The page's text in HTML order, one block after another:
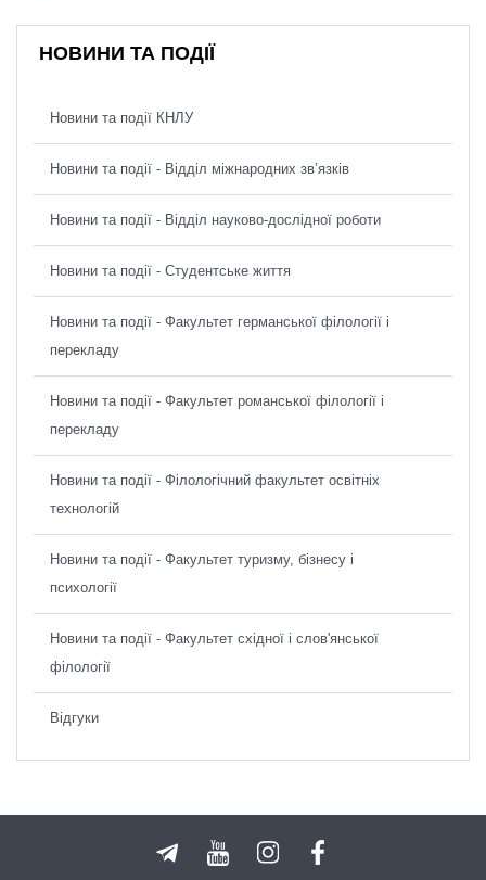
НОВИНИ ТА ПОДІЇ
Новини та події КНЛУ
Новини та події - Відділ міжнародних зв’язків
Новини та події - Відділ науково-дослідної роботи
Новини та події - Студентське життя
Новини та події - Факультет германської філології і
перекладу
Новини та події - Факультет романської філології і
перекладу
Новини та події - Філологічний факультет освітніх
технологій
Новини та події - Факультет туризму, бізнесу і
психології
Новини та події - Факультет східної і слов'янської
філології
Відгуки